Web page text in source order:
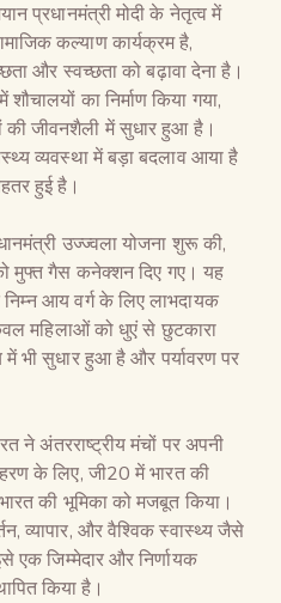
प्रधानमंत्री मोदी के नेतृत्व में
कल्याण कार्यक्रम है,
और स्वच्छता को बढ़ावा देना है।
का निर्माण किया गया,
की जीवनशैली में सुधार हुआ है।
व्यवस्था में बड़ा बदलाव आया है
हुई है।
उज्ज्वला योजना शुरू की,
मुफ्त गैस कनेक्शन दिए गए। यह
आय वर्ग के लिए लाभदायक
महिलाओं को धुएं से छुटकारा
भी सुधार हुआ है और पर्यावरण पर
ने अंतरराष्ट्रीय मंचों पर अपनी
के लिए, जी20 में भारत की
की भूमिका को मजबूत किया।
व्यापार, और वैश्विक स्वास्थ्य जैसे
एक जिम्मेदार और निर्णायक
किया है।